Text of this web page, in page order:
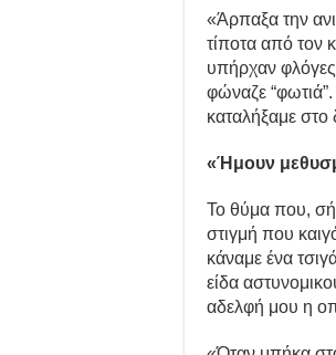
«Άρπαξα την
τίποτα από τον
υπήρχαν
φώναζε
καταλήξαμε στο
«Ήμουν
Το θύμα που,
στιγμή που
κάναμε ένα
είδα
αδελφή μου η